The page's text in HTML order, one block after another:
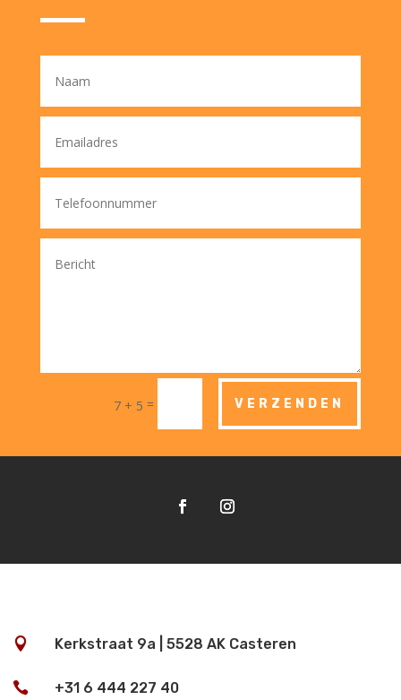
7 + 5 = VERZENDEN
 Kerkstraat 9a | 5528 AK Casteren
 +31 6 444 227 40